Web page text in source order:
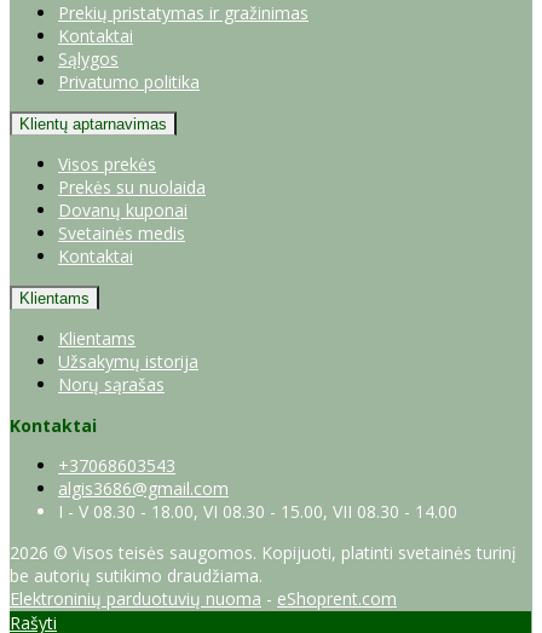
Prekių pristatymas ir gražinimas
Kontaktai
Sąlygos
Privatumo politika
Klientų aptarnavimas
Visos prekės
Prekės su nuolaida
Dovanų kuponai
Svetainės medis
Kontaktai
Klientams
Klientams
Užsakymų istorija
Norų sąrašas
Kontaktai
+37068603543
algis3686@gmail.com
I - V 08.30 - 18.00, VI 08.30 - 15.00, VII 08.30 - 14.00
2026 © Visos teisės saugomos. Kopijuoti, platinti svetainės turinį
be autorių sutikimo draudžiama.
Elektroninių parduotuvių nuoma - eShoprent.com
Rašyti